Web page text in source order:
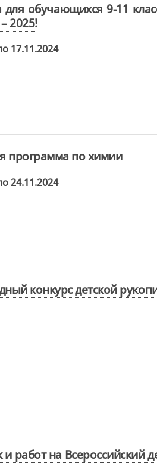
обучающихся 9-11
2025!
17.11.2024
программа по химии
24.11.2024
конкурс детской
работ на Всероссийский